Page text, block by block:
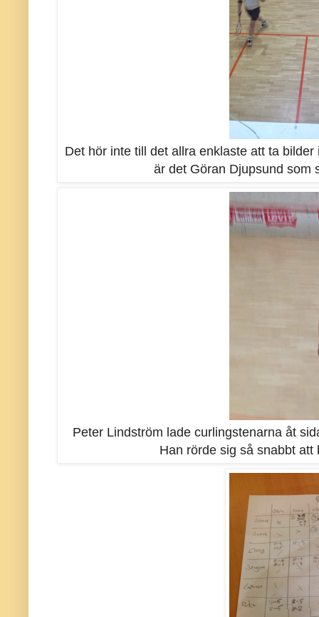
Det hör inte till det allra enklaste att ta
är det Göran Djupsund som
Peter Lindström lade curlingstenarna åt
Han rörde sig så snabbt